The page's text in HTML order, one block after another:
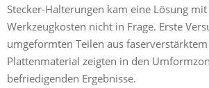
Stecker-Halterungen kam eine Lösung
Werkzeugkosten nicht in Frage. Erste
umgeformten Teilen aus
Plattenmaterial zeigten in den
befriedigenden Ergebnisse.